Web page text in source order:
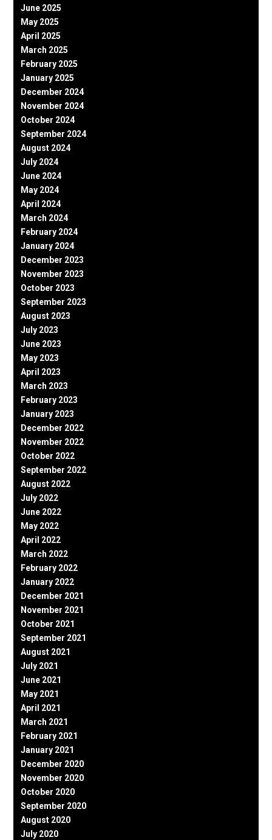
June 2025
May 2025
April 2025
March 2025
February 2025
January 2025
December 2024
November 2024
October 2024
September 2024
August 2024
July 2024
June 2024
May 2024
April 2024
March 2024
February 2024
January 2024
December 2023
November 2023
October 2023
September 2023
August 2023
July 2023
June 2023
May 2023
April 2023
March 2023
February 2023
January 2023
December 2022
November 2022
October 2022
September 2022
August 2022
July 2022
June 2022
May 2022
April 2022
March 2022
February 2022
January 2022
December 2021
November 2021
October 2021
September 2021
August 2021
July 2021
June 2021
May 2021
April 2021
March 2021
February 2021
January 2021
December 2020
November 2020
October 2020
September 2020
August 2020
July 2020